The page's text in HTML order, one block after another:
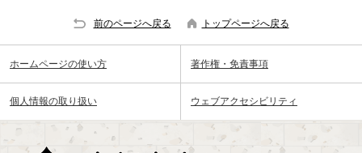
前のページへ戻る トップページへ戻る
ホームページの使い方 著作権・免責事項
個人情報の取り扱い ウェブアクセシビリティ